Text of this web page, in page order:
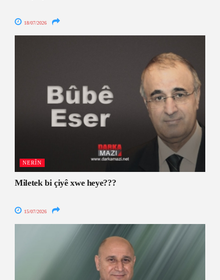
18/07/2026
NERÎN
Miletek bi çiyê xwe heye???
15/07/2026